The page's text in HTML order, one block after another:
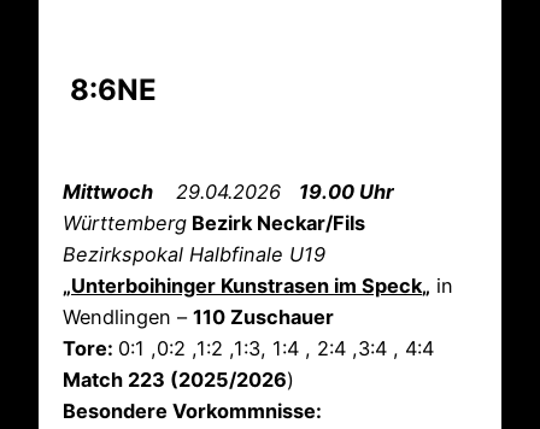
8:6NE
Mittwoch 29.04.2026 19.00 Uhr
Württemberg Bezirk Neckar/Fils
Bezirkspokal Halbfinale U19
„Unterboihinger Kunstrasen im Speck„ in
Wendlingen – 110 Zuschauer
Tore: 0:1 ,0:2 ,1:2 ,1:3, 1:4 , 2:4 ,3:4 , 4:4
Match 223 (2025/2026)
Besondere Vorkommnisse: